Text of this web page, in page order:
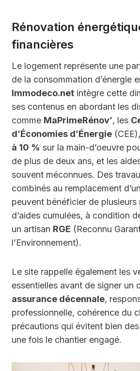
Rénovation
financières
Le logement représente une
de la consommation d’énergie
Immodeco.net intègre cette
ses contenus en abordant les
comme MaPrimeRénov’, les
d’Économies d’Énergie
à 10 % sur la main-d’oeuvre
de plus de deux ans, et les
souvent méconnues. Des
combinés au remplacement
peuvent bénéficier de plusieurs
d’aides cumulées, à condition
un artisan RGE (Reconnu
l’Environnement).
Le site rappelle également les
essentielles avant de signer un
assurance décennale,
professionnelle, cohérence du
précautions qui évitent bien
une fois le chantier engagé.